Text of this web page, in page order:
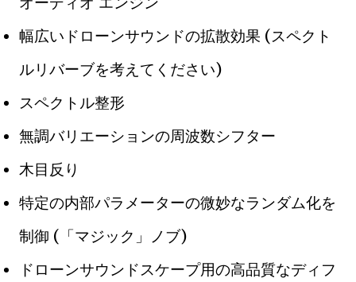
幅広いドローンサウンドの拡散効果 (スペクト
ルリバーブを考えてください)
スペクトル整形
無調バリエーションの周波数シフター
木目反り
特定の内部パラメーターの微妙なランダム化を
制御 (「マジック」ノブ)
ドローンサウンドスケープ用の高品質なディフ